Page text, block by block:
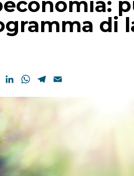
di
TwitterLinkedInWhatsApp
Telegram